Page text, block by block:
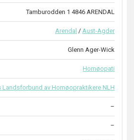
Tamburodden 1 4846 ARENDAL
Arendal / Aust-Agder
Glenn Ager-Wick
Homøopati
Landsforbund av Homøopraktikere NLH
–
–